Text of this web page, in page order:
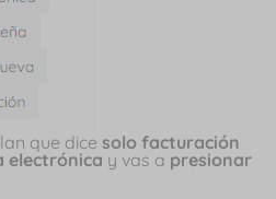
que dice solo facturación
electrónica y vas a presionar